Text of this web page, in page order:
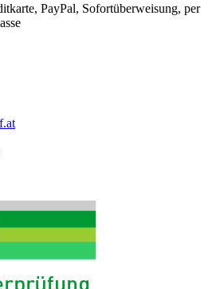
PayPal, Sofortüberweisung, per